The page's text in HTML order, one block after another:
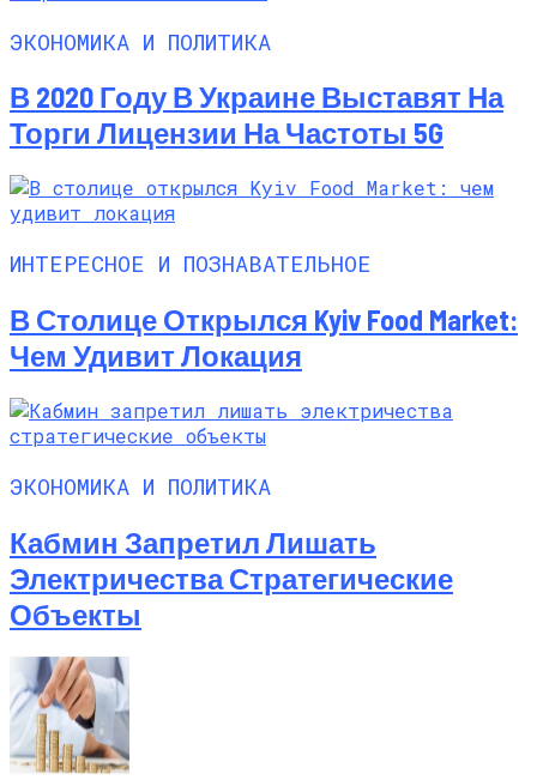
ЭКОНОМИКА И ПОЛИТИКА
В 2020 Году В Украине Выставят На
Торги Лицензии На Частоты 5G
ИНТЕРЕСНОЕ И ПОЗНАВАТЕЛЬНОЕ
В Столице Открылся Kyiv Food Market:
Чем Удивит Локация
ЭКОНОМИКА И ПОЛИТИКА
Кабмин Запретил Лишать
Электричества Стратегические
Объекты